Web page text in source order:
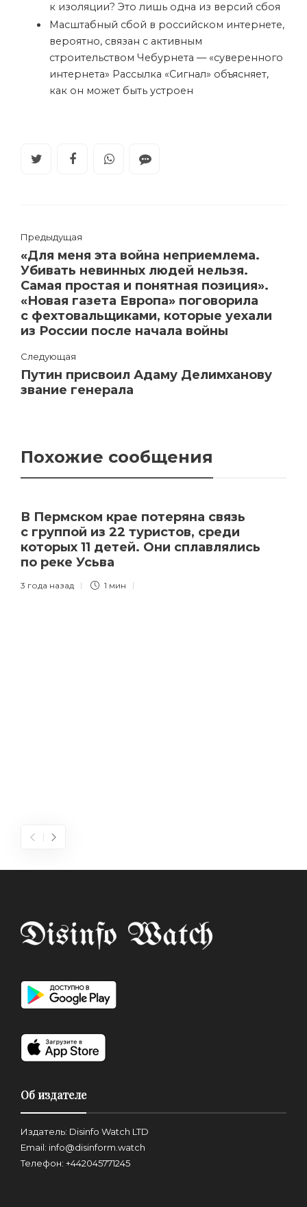
к изоляции? Это лишь одна из версий сбоя
Масштабный сбой в российском интернете,
вероятно, связан с активным
строительством Чебурнета — «суверенного
интернета» Рассылка «Сигнал» объясняет,
как он может быть устроен
Предыдущая
«Для меня эта война неприемлема.
Убивать невинных людей нельзя.
Самая простая и понятная позиция».
«Новая газета Европа» поговорила
с фехтовальщиками, которые уехали
из России после начала войны
Следующая
Путин присвоил Адаму Делимханову
звание генерала
Похожие сообщения
В Пермском крае потеряна связь
с группой из 22 туристов, среди
которых 11 детей. Они сплавлялись
по реке Усьва
3 года назад 1 мин
Об издателе
Издатель: Disinfo Watch LTD
Email: info@disinform.watch
Телефон: +442045771245